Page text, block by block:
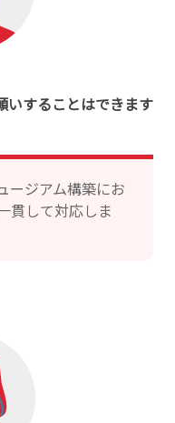
いすることはできます
ージアム構築にお
貫して対応しま